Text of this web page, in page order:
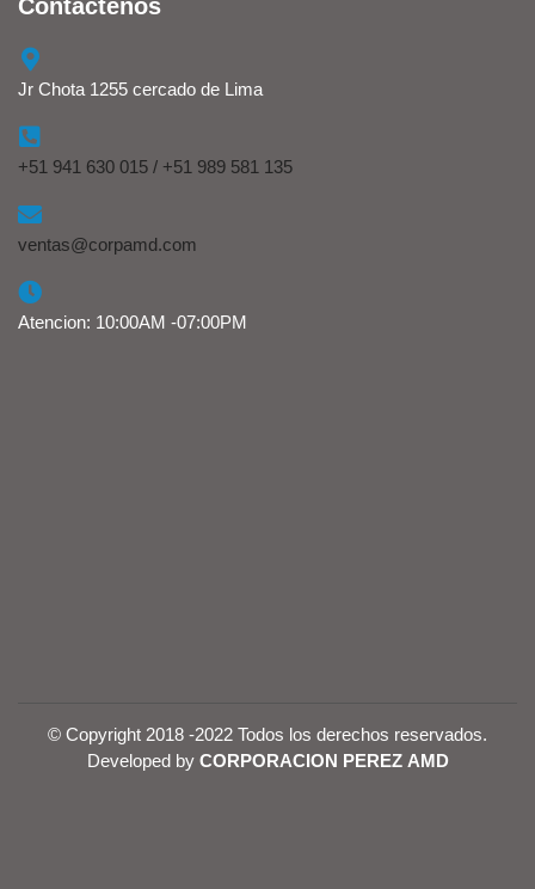
Contáctenos
Jr Chota 1255 cercado de Lima
+51 941 630 015 / +51 989 581 135
ventas@corpamd.com
Atencion: 10:00AM -07:00PM
© Copyright 2018 -2022 Todos los derechos reservados.
Developed by CORPORACION PEREZ AMD